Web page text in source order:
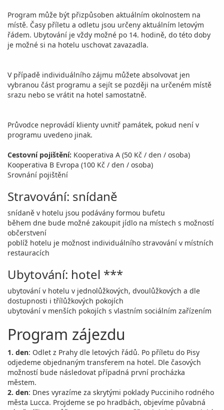
Program může být přizpůsoben aktuálním okolnostem na
místě. Časy příletu a odletu jsou určeny aktuálním letovým
řádem. Ubytování je vždy možné po 14. hodině, do této doby
je možné si na hotelu uschovat zavazadla.
V případě individuálního zájmu můžete absolvovat jen
vybranou část programu a sejít se později na určeném místě
srazu nebo se vrátit na hotel samostatně.
Průvodce neprovádí klienty uvnitř památek, pokud není v
programu uvedeno jinak.
Cestovní pojištění: Kooperativa A (50 Kč / den / osoba)
Kooperativa B Evropa (100 Kč / den / osoba)
Srovnání pojištění
Stravování: snídaně
snídaně v hotelu jsou podávány formou bufetu
během dne bude možné zakoupit jídlo na místech s možností
občerstvení
poblíž hotelu je možnost individuálního stravování v místních
restauracích
Ubytování: hotel ***
ubytování v hotelu v jednolůžkových, dvoulůžkových a dle
dostupnosti i třílůžkových pokojích
ubytování v menších pokojích s vlastním sociálním zařízením
Program zájezdu
1. den: Odlet z Prahy dle letových řádů. Po příletu do Pisy
odjedeme objednaným transferem na hotel. Dle časových
možností bude následovat případná první procházka
městem.
2. den: Dnes vyrazíme za skrytými poklady Pucciniho rodného
města Lucca. Projdeme se po hradbách, objevíme půvabná